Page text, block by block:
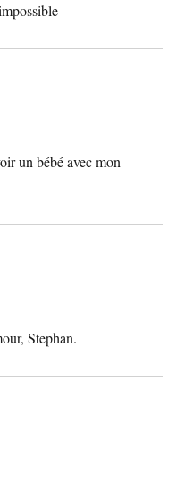
un bébé avec mon
Stephan.